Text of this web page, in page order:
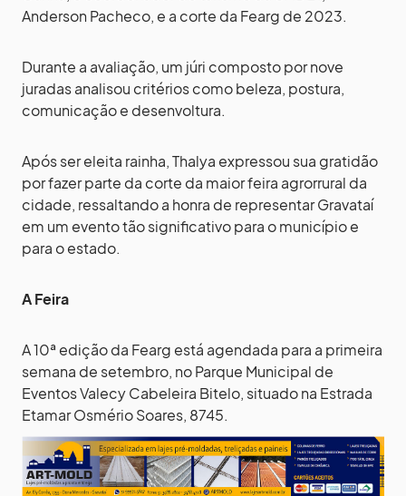
Anderson Pacheco, e a corte da Fearg de 2023.
Durante a avaliação, um júri composto por nove
juradas analisou critérios como beleza, postura,
comunicação e desenvoltura.
Após ser eleita rainha, Thalya expressou sua gratidão
por fazer parte da corte da maior feira agrorrural da
cidade, ressaltando a honra de representar Gravataí
em um evento tão significativo para o município e
para o estado.
A Feira
A 10ª edição da Fearg está agendada para a primeira
semana de setembro, no Parque Municipal de
Eventos Valecy Cabeleira Bitelo, situado na Estrada
Etamar Osmério Soares, 8745.